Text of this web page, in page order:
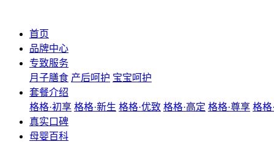
首页
品牌中心
专致服务
月子膳食 产后呵护 宝宝呵护
套餐介绍
格格·初享 格格·新生 格格·优致 格格·高定 格格·尊享 格格
真实口碑
母婴百科